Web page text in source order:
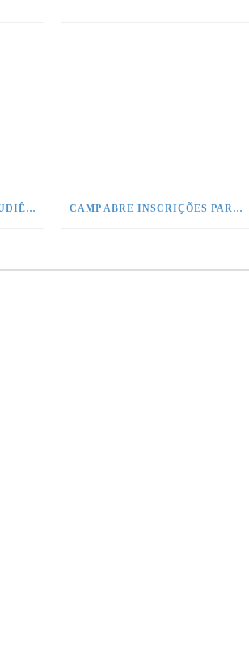
CAMP PARTICIPADA DE AUDIÊNCIA PÚBLICA PROMOVIDA PELO CONSELHO DE COMUNICAÇÃO SOCIAL NO CONGRESSO CAMP ABRE INSCRIÇÕES PARA NOVOS ASSOCIADOS EM TODO O BRASIL